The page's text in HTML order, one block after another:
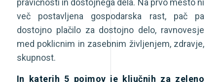
pravičnosti in dostojnega dela. Na prvo mesto ni
več postavljena gospodarska rast, pač pa
dostojno plačilo za dostojno delo, ravnovesje
med poklicnim in zasebnim življenjem, zdravje,
skupnost.
In katerih 5 pojmov je ključnih za zeleno